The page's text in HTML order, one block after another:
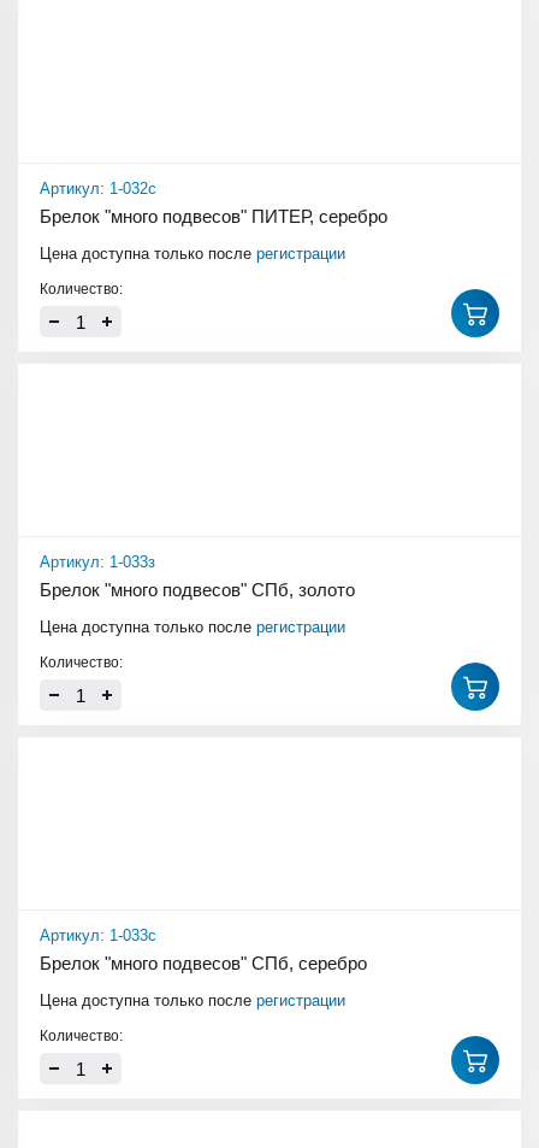
Артикул: 1-032с
Брелок "много подвесов" ПИТЕР, серебро
Цена доступна только после регистрации
Количество:
Артикул: 1-033з
Брелок "много подвесов" СПб, золото
Цена доступна только после регистрации
Количество:
Артикул: 1-033с
Брелок "много подвесов" СПб, серебро
Цена доступна только после регистрации
Количество: